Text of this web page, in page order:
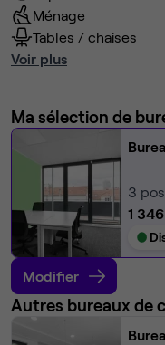
Ménage
Tables / chaises
Voir plus
Ma sélection de
3
1
Modifier
Autres bureaux de